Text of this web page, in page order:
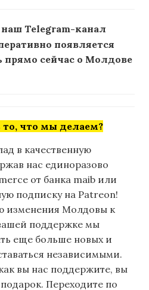
Telegram-канал
появляется
прямо сейчас о Молдове
что мы делаем?
в качественную
нас единоразово
от банка maib или
подписку на Patreon!
изменения Молдовы к
поддержке мы
еще больше новых и
независимыми.
вы нас поддержите, вы
Переходите по